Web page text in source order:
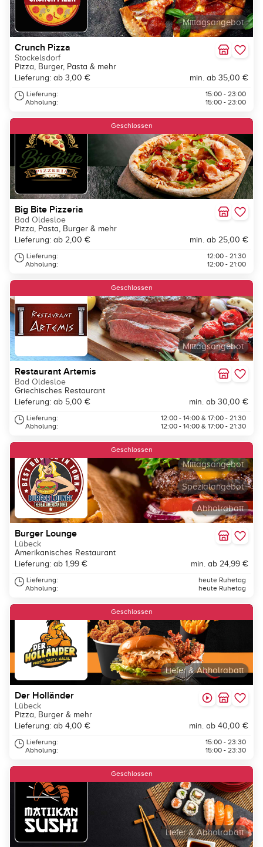
Mittagsangebot
Crunch Pizza
Stockelsdorf
Pizza, Burger, Pasta & mehr
Lieferung: ab 3,00 €
min. ab 35,00 €
Lieferung:
Abholung:
15:00 - 23:00
15:00 - 23:00
Geschlossen
Big Bite Pizzeria
Bad Oldesloe
Pizza, Pasta, Burger & mehr
Lieferung: ab 2,00 €
min. ab 25,00 €
Lieferung:
Abholung:
12:00 - 21:30
12:00 - 21:00
Mittagsangebot
Geschlossen
Restaurant Artemis
Bad Oldesloe
Griechisches Restaurant
Lieferung: ab 5,00 €
min. ab 30,00 €
Lieferung:
Abholung:
12:00 - 14:00 & 17:00 - 21:30
12:00 - 14:00 & 17:00 - 21:30
Abholrabatt
Spezialangebot
Mittagsangebot
Geschlossen
Burger Lounge
Lübeck
Amerikanisches Restaurant
Lieferung: ab 1,99 €
min. ab 24,99 €
Lieferung:
Abholung:
heute Ruhetag
heute Ruhetag
Liefer & Abholrabatt
Geschlossen
Der Holländer
Lübeck
Pizza, Burger & mehr
Lieferung: ab 4,00 €
min. ab 40,00 €
Lieferung:
Abholung:
15:00 - 23:30
15:00 - 23:30
Liefer & Abholrabatt
Geschlossen